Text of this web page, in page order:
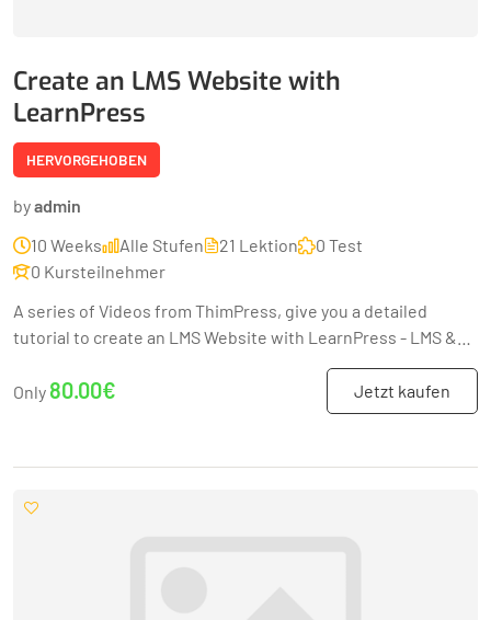
Create an LMS Website with
LearnPress
HERVORGEHOBEN
byadmin
10 Weeks
Alle Stufen 21 Lektion
0 Test
0 Kursteilnehmer
A series of Videos from ThimPress, give you a detailed
tutorial to create an LMS Website with LearnPress - LMS &
Only 80.00€ Jetzt kaufen